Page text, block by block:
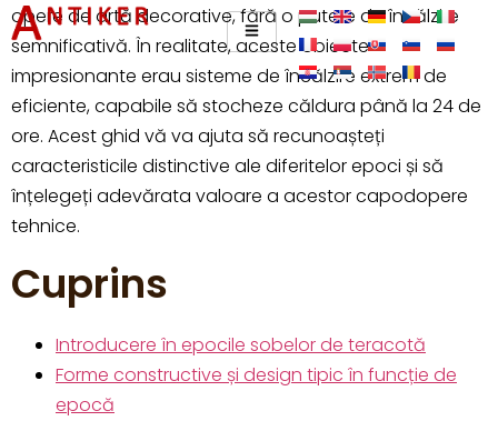
opere de artă decorative, fără o putere de încălzire
semnificativă. În realitate, aceste obiecte
impresionante erau sisteme de încălzire extrem de
eficiente, capabile să stocheze căldura până la 24 de
ore. Acest ghid vă va ajuta să recunoașteți
caracteristicile distinctive ale diferitelor epoci și să
înțelegeți adevărata valoare a acestor capodopere
tehnice.
Cuprins
Introducere în epocile sobelor de teracotă
Forme constructive și design tipic în funcție de
epocă